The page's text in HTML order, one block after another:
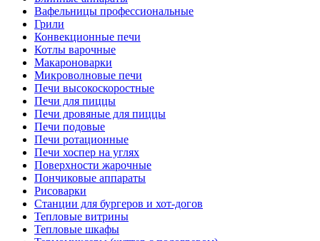
Вафельницы профессиональные
Грили
Конвекционные печи
Котлы варочные
Макароноварки
Микроволновые печи
Печи высокоскоростные
Печи для пиццы
Печи дровяные для пиццы
Печи подовые
Печи ротационные
Печи хоспер на углях
Поверхности жарочные
Пончиковые аппараты
Рисоварки
Станции для бургеров и хот-догов
Тепловые витрины
Тепловые шкафы